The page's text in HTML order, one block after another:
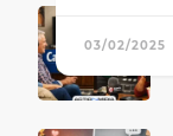
03/02/2025